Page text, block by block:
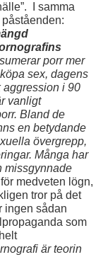
I samma
porr mer
sex, dagens
aggression i 90
vanligt
Bland de
en betydande
övergrepp,
Många har
missgynnade
medveten lögn,
tror på det
ingen sådan
som
är teorin